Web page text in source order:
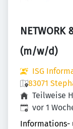
NETWORK
(m/w/d)
ISG
83071
Teilweise
Veröffentlicht:
vor 1
Informations-